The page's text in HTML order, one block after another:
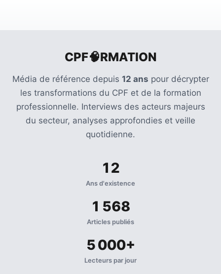
CPF🧠RMATION
Média de référence depuis 12 ans pour décrypter
les transformations du CPF et de la formation
professionnelle. Interviews des acteurs majeurs
du secteur, analyses approfondies et veille
quotidienne.
12
Ans d'existence
1 568
Articles publiés
5 000+
Lecteurs par jour